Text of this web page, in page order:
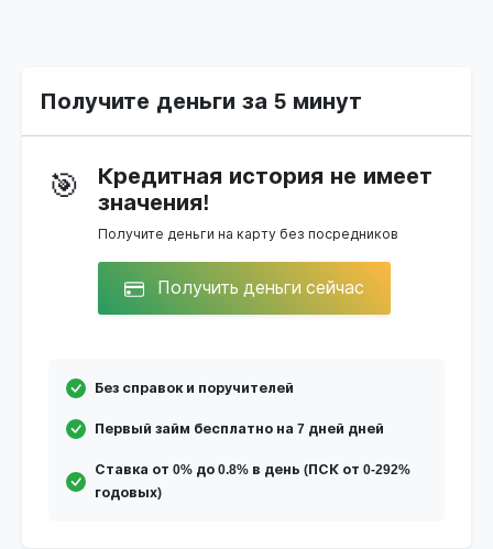
Получите деньги за 5 минут
🎯
Кредитная история не имеет
значения!
Получите деньги на карту без посредников
Получить деньги сейчас
Без справок и поручителей
Первый займ бесплатно на 7 дней дней
Ставка от 0% до 0.8% в день (ПСК от 0-292%
годовых)